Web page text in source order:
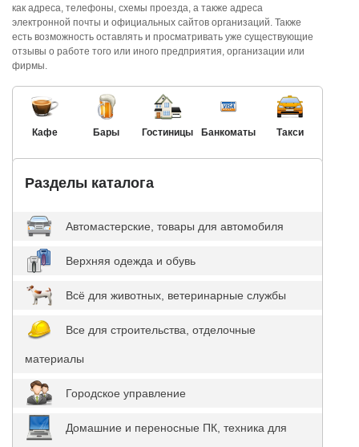
как адреса, телефоны, схемы проезда, а также адреса
электронной почты и официальных сайтов организаций. Также
есть возможность оставлять и просматривать уже существующие
отзывы о работе того или иного предприятия, организации или
фирмы.
Кафе Бары Гостиницы Банкоматы Такси
Разделы каталога
Автомастерские, товары для автомобиля
Верхняя одежда и обувь
Всё для животных, ветеринарные службы
Все для строительства, отделочные
материалы
Городское управление
Домашние и переносные ПК, техника для